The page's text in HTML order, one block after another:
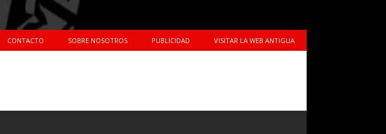
CONTACTO SOBRE NOSOTROS PUBLICIDAD VISITAR LA WEB ANTIGUA